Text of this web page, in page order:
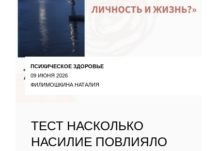
ПСИХИЧЕСКОЕ ЗДОРОВЬЕ
09 ИЮНЯ 2026
ФИЛИМОШКИНА НАТАЛИЯ
ТЕСТ НАСКОЛЬКО
НАСИЛИЕ ПОВЛИЯЛО